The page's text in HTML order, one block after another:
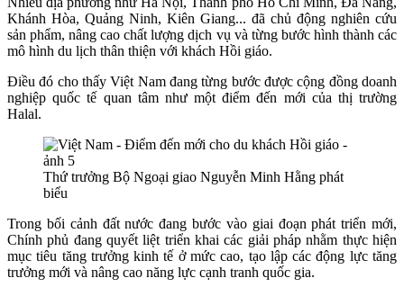
Khánh Hòa, Quảng Ninh, Kiên Giang... đã chủ động nghiên cứu
sản phẩm, nâng cao chất lượng dịch vụ và từng bước hình thành các
mô hình du lịch thân thiện với khách Hồi giáo.
Điều đó cho thấy Việt Nam đang từng bước được cộng đồng doanh
nghiệp quốc tế quan tâm như một điểm đến mới của thị trường
Halal.
Thứ trưởng Bộ Ngoại giao Nguyễn Minh Hằng phát
biểu
Trong bối cảnh đất nước đang bước vào giai đoạn phát triển mới,
Chính phủ đang quyết liệt triển khai các giải pháp nhằm thực hiện
mục tiêu tăng trưởng kinh tế ở mức cao, tạo lập các động lực tăng
trưởng mới và nâng cao năng lực cạnh tranh quốc gia.